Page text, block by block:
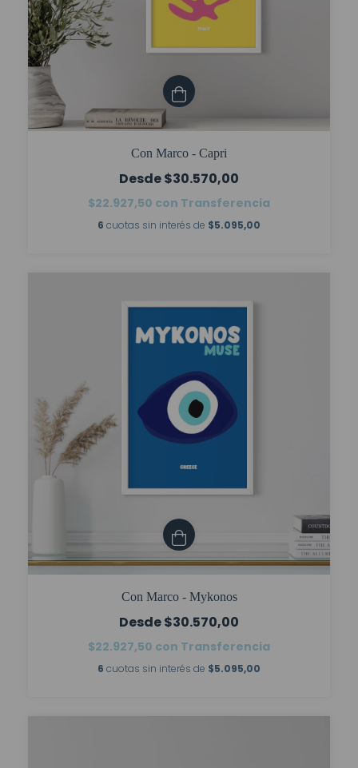
Con Marco - Capri
$30.570,00
$22.927,50 con Transferencia
6 cuotas sin interés de $5.095,00
Con Marco - Mykonos
$30.570,00
$22.927,50 con Transferencia
6 cuotas sin interés de $5.095,00